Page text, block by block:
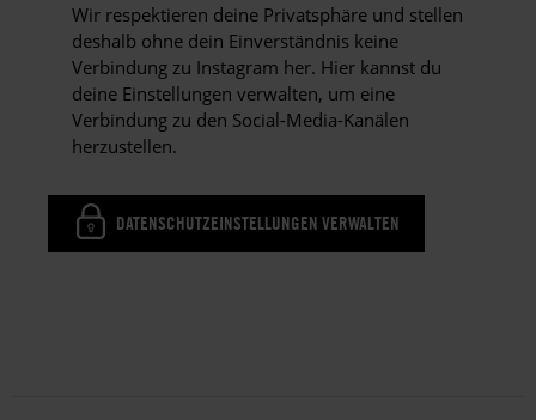
Wir respektieren deine Privatsphäre und stellen
deshalb ohne dein Einverständnis keine
Verbindung zu Instagram her. Hier kannst du
deine Einstellungen verwalten, um eine
Verbindung zu den Social-Media-Kanälen
herzustellen.
DATENSCHUTZEINSTELLUNGEN VERWALTEN